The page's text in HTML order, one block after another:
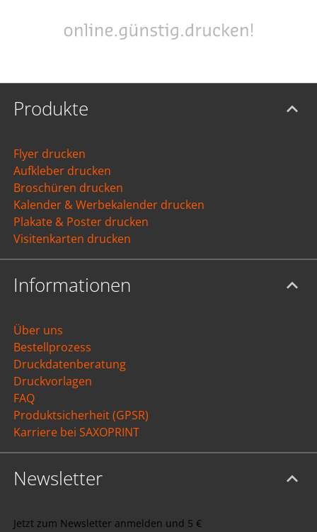
Produkte
Flyer drucken
Aufkleber drucken
Broschüren drucken
Kalender & Werbekalender drucken
Plakate & Poster drucken
Visitenkarten drucken
Informationen
Über uns
Bestellprozess
Druckdatenberatung
Druckvorlagen
FAQ
Produktsicherheit (GPSR)
Karriere bei SAXOPRINT
Newsletter
Jetzt zum Newsletter anmelden und 5 €